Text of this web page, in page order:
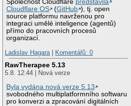
Společnost Cloudflare představila
Cloudflare OS
(GitHub ), tj. open
source platformu navrženou pro
integraci umělé inteligence (agentů)
přímo do pracovních procesů
organizací.
Ladislav Hagara
Komentářů: 0
RawTherapee 5.13
5.8. 12:44 | Nová verze
Byla vydána nová verze 5.13
svobodného multiplatformního softwaru
pro konverzi a zpracování digitálních